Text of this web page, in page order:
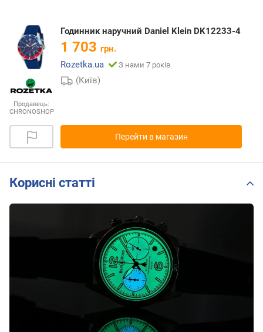
Продавець:
CHRONOSHOP
Годинник наручний Daniel Klein DK12233-4
1 703 грн.
Rozetka.ua
З нами 7 років
(Київ)
Перейти в магазин
Корисні статті